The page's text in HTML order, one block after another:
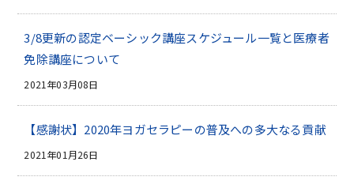
3/8更新の認定ベーシック講座スケジュール一覧と医療者
免除講座について
2021年03月08日
【感謝状】2020年ヨガセラピーの普及への多大なる貢献
2021年01月26日